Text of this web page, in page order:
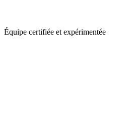
Équipe certifiée et expérimentée